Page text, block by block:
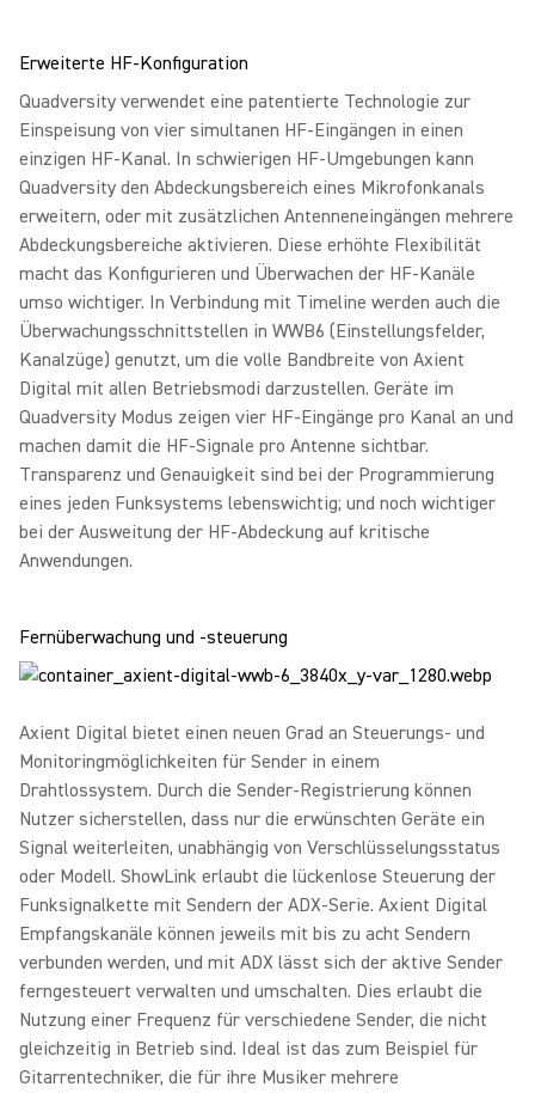
Erweiterte HF-Konfiguration
Quadversity verwendet eine patentierte Technologie zur
Einspeisung von vier simultanen HF-Eingängen in einen
einzigen HF-Kanal. In schwierigen HF-Umgebungen kann
Quadversity den Abdeckungsbereich eines Mikrofonkanals
erweitern, oder mit zusätzlichen Antenneneingängen mehrere
Abdeckungsbereiche aktivieren. Diese erhöhte Flexibilität
macht das Konfigurieren und Überwachen der HF-Kanäle
umso wichtiger. In Verbindung mit Timeline werden auch die
Überwachungsschnittstellen in WWB6 (Einstellungsfelder,
Kanalzüge) genutzt, um die volle Bandbreite von Axient
Digital mit allen Betriebsmodi darzustellen. Geräte im
Quadversity Modus zeigen vier HF-Eingänge pro Kanal an und
machen damit die HF-Signale pro Antenne sichtbar.
Transparenz und Genauigkeit sind bei der Programmierung
eines jeden Funksystems lebenswichtig; und noch wichtiger
bei der Ausweitung der HF-Abdeckung auf kritische
Anwendungen.
Fernüberwachung und -steuerung
Axient Digital bietet einen neuen Grad an Steuerungs- und
Monitoringmöglichkeiten für Sender in einem
Drahtlossystem. Durch die Sender-Registrierung können
Nutzer sicherstellen, dass nur die erwünschten Geräte ein
Signal weiterleiten, unabhängig von Verschlüsselungsstatus
oder Modell. ShowLink erlaubt die lückenlose Steuerung der
Funksignalkette mit Sendern der ADX-Serie. Axient Digital
Empfangskanäle können jeweils mit bis zu acht Sendern
verbunden werden, und mit ADX lässt sich der aktive Sender
ferngesteuert verwalten und umschalten. Dies erlaubt die
Nutzung einer Frequenz für verschiedene Sender, die nicht
gleichzeitig in Betrieb sind. Ideal ist das zum Beispiel für
Gitarrentechniker, die für ihre Musiker mehrere